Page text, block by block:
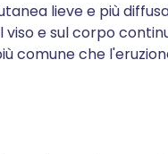
lieve e più
viso e sul corpo
comune che